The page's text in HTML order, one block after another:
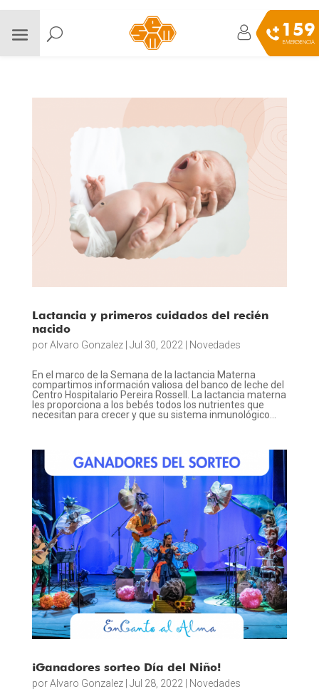
159
EMERGENCIA
Lactancia y primeros cuidados del recién
nacido
porAlvaro Gonzalez| Jul 30, 2022 Novedades
En el marco de la Semana de la lactancia Materna
compartimos información valiosa del banco de leche del
Centro Hospitalario Pereira Rossell. La lactancia materna
les proporciona a los bebés todos los nutrientes que
necesitan para crecer y que su sistema inmunológico...
¡Ganadores sorteo Día del Niño!
porAlvaro Gonzalez| Jul 28, 2022 | Novedades